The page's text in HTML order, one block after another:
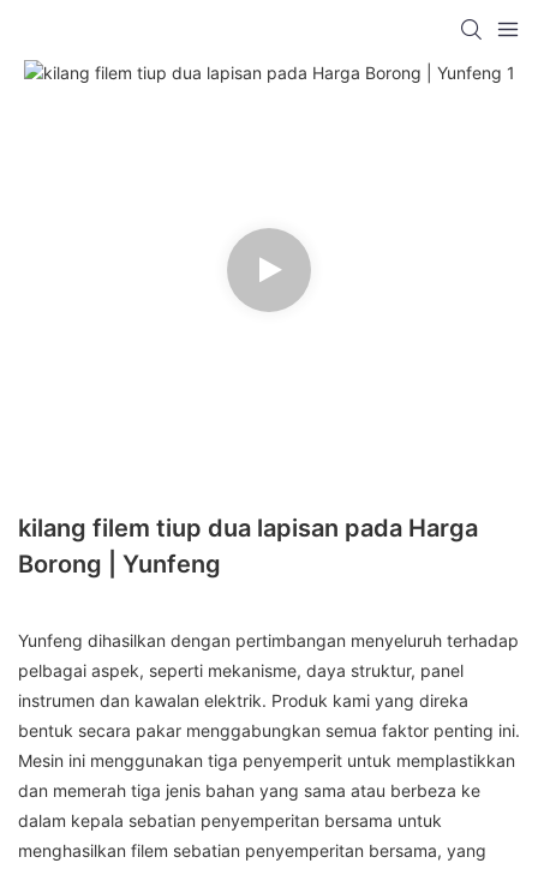
kilang filem tiup dua lapisan pada Harga
Borong | Yunfeng
Yunfeng dihasilkan dengan pertimbangan menyeluruh terhadap
pelbagai aspek, seperti mekanisme, daya struktur, panel
instrumen dan kawalan elektrik. Produk kami yang direka
bentuk secara pakar menggabungkan semua faktor penting ini.
Mesin ini menggunakan tiga penyemperit untuk memplastikkan
dan memerah tiga jenis bahan yang sama atau berbeza ke
dalam kepala sebatian penyemperitan bersama untuk
menghasilkan filem sebatian penyemperitan bersama, yang